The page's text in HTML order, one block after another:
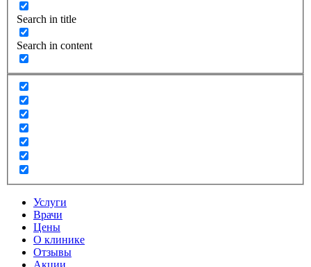
Search in title
Search in content
Услуги
Врачи
Цены
О клинике
Отзывы
Акции